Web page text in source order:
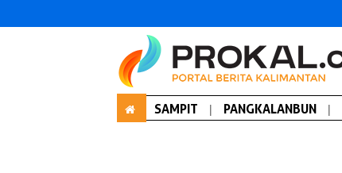
SAMPIT | PANGKALANBUN |